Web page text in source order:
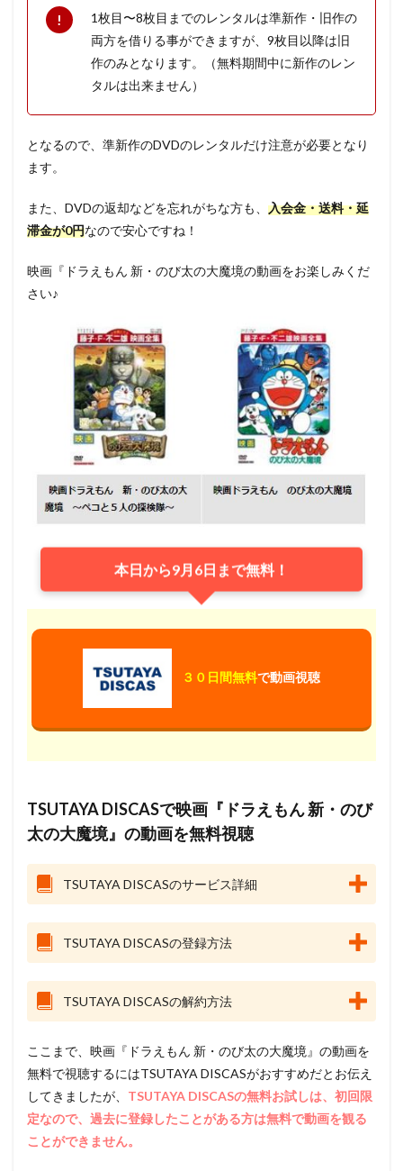
1枚目〜8枚目までのレンタルは準新作・旧作の
両方を借りる事ができますが、9枚目以降は旧
作のみとなります。（無料期間中に新作のレン
タルは出来ません）
となるので、準新作のDVDのレンタルだけ注意が必要となり
ます。
また、DVDの返却などを忘れがちな方も、 入会金・送料・延
滞金が0円なので安心ですね！
映画『ドラえもん 新・のび太の大魔境の動画をお楽しみくだ
さい♪
本日から9月6日まで無料！
３０日間無料で動画視聴
TSUTAYA DISCASで映画『ドラえもん 新・のび
太の大魔境』の動画を無料視聴
TSUTAYA DISCASのサービス詳細
TSUTAYA DISCASの登録方法
TSUTAYA DISCASの解約方法
ここまで、映画『ドラえもん 新・のび太の大魔境』の動画を
無料で視聴するにはTSUTAYA DISCASがおすすめだとお伝え
してきましたが、 TSUTAYA DISCASの無料お試しは、初回限
定なので、過去に登録したことがある方は無料で動画を観る
ことができません。